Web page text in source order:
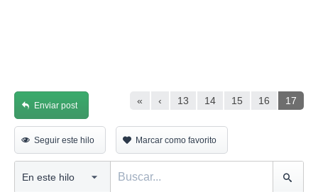
« ‹ 13 14 15 16 17
Enviar post
Seguir este hilo Marcar como favorito